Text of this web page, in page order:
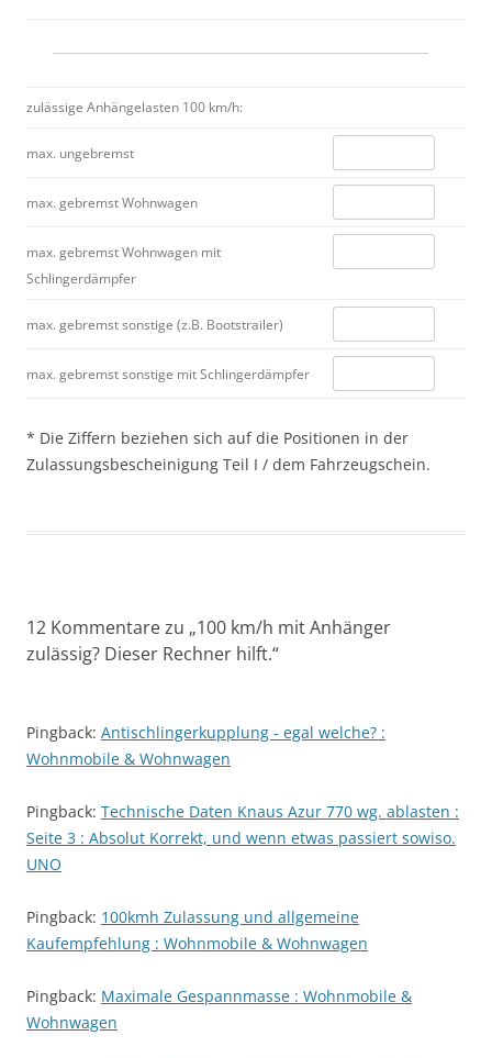
zulässige Anhängelasten 100 km/h:
max. ungebremst
max. gebremst Wohnwagen
max. gebremst Wohnwagen mit
Schlingerdämpfer
max. gebremst sonstige (z.B. Bootstrailer)
max. gebremst sonstige mit Schlingerdämpfer
* Die Ziffern beziehen sich auf die Positionen in der
Zulassungsbescheinigung Teil I / dem Fahrzeugschein.
12 Kommentare zu „100 km/h mit Anhänger
zulässig? Dieser Rechner hilft.“
Pingback: Antischlingerkupplung - egal welche? :
Wohnmobile & Wohnwagen
Pingback: Technische Daten Knaus Azur 770 wg. ablasten :
Seite 3 : Absolut Korrekt, und wenn etwas passiert sowiso.
UNO
Pingback: 100kmh Zulassung und allgemeine
Kaufempfehlung : Wohnmobile & Wohnwagen
Pingback: Maximale Gespannmasse : Wohnmobile &
Wohnwagen